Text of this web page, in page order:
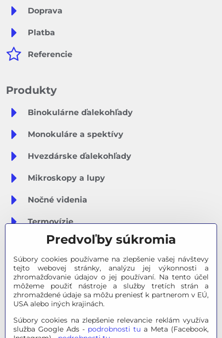
Doprava
Platba
Referencie
Produkty
Binokulárne ďalekohľady
Monokuláre a spektívy
Hvezdárske ďalekohľady
Mikroskopy a lupy
Nočné videnia
Termovízie
Meteostanice
Značky
Výpredaj
Tipy na darčeky
Poradňa - Ako si vybrať
Predvoľby súkromia
Súbory cookies používame na zlepšenie vašej návštevy
tejto webovej stránky, analýzu jej výkonnosti a
zhromažďovanie údajov o jej používaní. Na tento účel
môžeme použiť nástroje a služby tretích strán a
zhromaždené údaje sa môžu preniesť k partnerom v EÚ,
USA alebo iných krajinách.
Súbory cookies na zlepšenie relevancie reklám využíva
služba Google Ads - podrobnosti tu a Meta (Facebook,